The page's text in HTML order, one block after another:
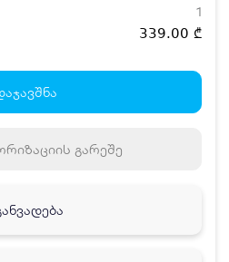
1
339.00 ₾
0 ₾
გარეშე